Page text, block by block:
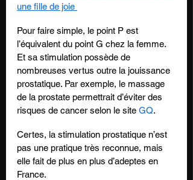
une fille de joie
Pour faire simple, le point P est
l’équivalent du point G chez la femme.
Et sa stimulation possède de
nombreuses vertus outre la jouissance
prostatique. Par exemple, le massage
de la prostate permettrait d’éviter des
risques de cancer selon le site GQ.
Certes, la stimulation prostatique n’est
pas une pratique très reconnue, mais
elle fait de plus en plus d’adeptes en
France.